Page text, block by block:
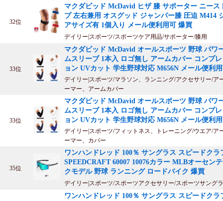
32位
マクダビッド McDavid ヒザ 膝 サポーター ニース
プ 左右兼用 オスグッド ジャンパー膝 圧迫 M414
アサイズ有 1個入り メール便利用可 爆買
デイリー|スポーツ/スポーツケア用品/サポーター/膝用
33位
マクダビッド McDavid オールスポーツ 野球 パワ
ムスリーブ 1本入 ロゴ無し アームカバー コンプ
ョン UVカット 学生野球対応 M656N メール便利
デイリー|スポーツ/マラソン、ランニング/アクセサリー/ア
ーマー、アームカバー
33位
マクダビッド McDavid オールスポーツ 野球 パワ
ムスリーブ 1本入 ロゴ無し アームカバー コンプ
ョン UVカット 学生野球対応 M656N メール便利
デイリー|スポーツ/フィットネス、トレーニング/ウエア/ア
ーマー、カバー
35位
ワンハンドレッド 100％ サングラス スピードクラ
SPEEDCRAFT 60007 10076カラー MLBオーセン
クモデル 野球 ランニング ロードバイク 爆買
デイリー|スポーツ/スポーツアクセサリー/スポーツサング
ワンハンドレッド 100％ サングラス スピードクラ